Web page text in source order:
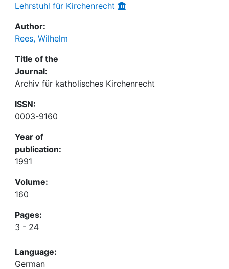
Lehrstuhl für Kirchenrecht
Author:
Rees, Wilhelm
Title of the
Journal:
Archiv für katholisches Kirchenrecht
ISSN:
0003-9160
Year of
publication:
1991
Volume:
160
Pages:
3 - 24
Language:
German